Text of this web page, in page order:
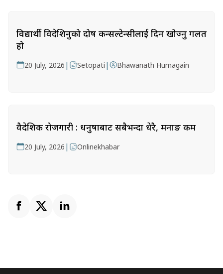
विद्यार्थी विदेशिनुको दोष कन्सल्टेन्सीलाई दिन खोज्नु गलत
हो
20 July, 2026 | Setopati | Bhawanath Humagain
वैदेशिक रोजगारी : धनुषाबाट सबैभन्दा धेरै, मनाङ कम
20 July, 2026 | Onlinekhabar